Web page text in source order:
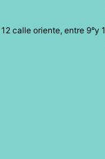
12 calle oriente, entre 9°y